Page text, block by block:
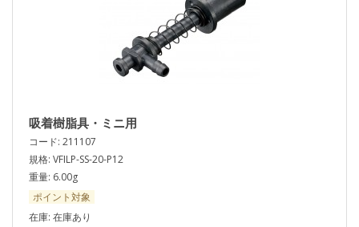
吸着樹脂具・ミニ用
コード: 211107
規格: VFILP-SS-20-P12
重量: 6.00g
ポイント対象
在庫: 在庫あり